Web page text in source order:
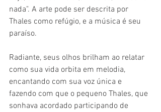
nada". A arte pode ser descrita por
Thales como refúgio, e a música é seu
paraíso.
Radiante, seus olhos brilham ao relatar
como sua vida orbita em melodia,
encantando com sua voz única e
fazendo com que o pequeno Thales, que
sonhava acordado participando de